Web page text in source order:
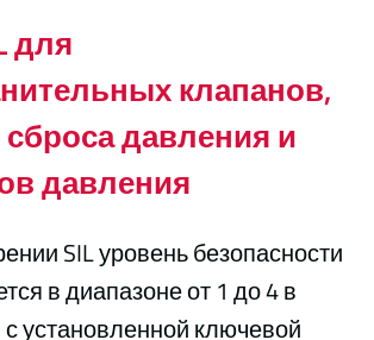
для
клапанов,
давления и
давления
SIL уровень безопасности
в диапазоне от 1 до 4 в
с установленной ключевой